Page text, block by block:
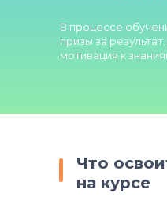
В процессе
призы за
мотивация к
Что
на курсе